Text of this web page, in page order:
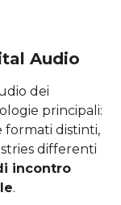
Audio
dei
principali:
formati distinti,
differenti
incontro
.